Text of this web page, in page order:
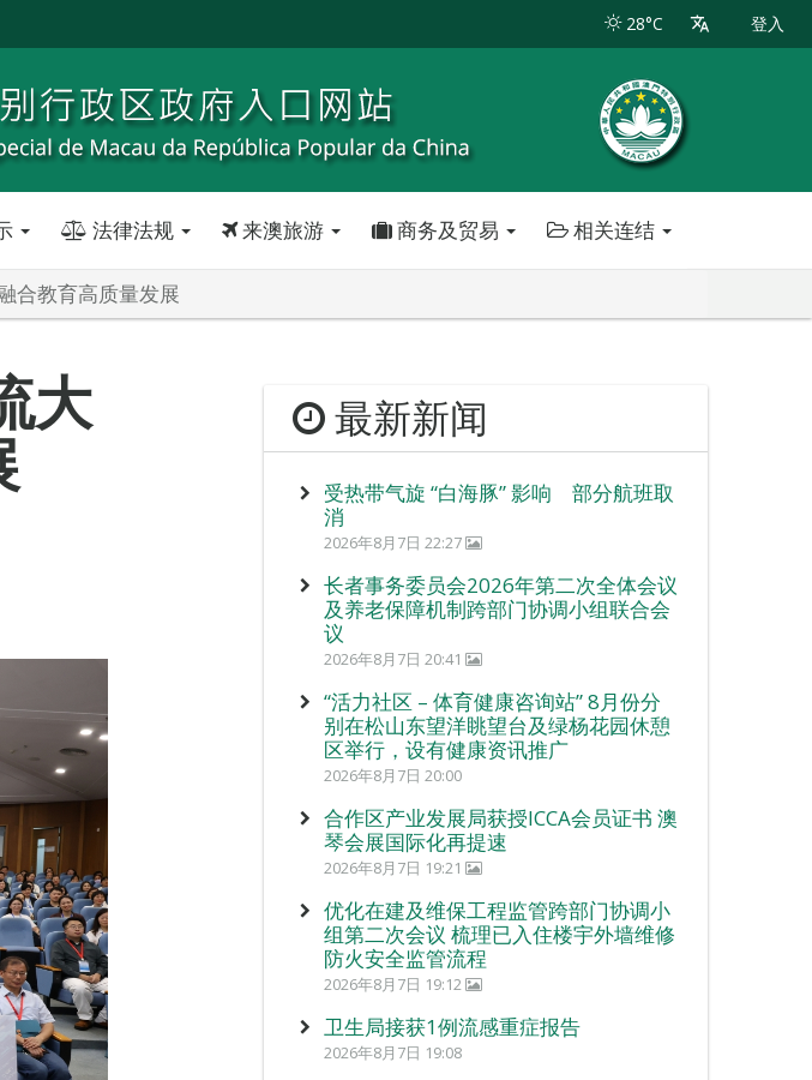
28°C 登入
法律法规 来澳旅游 商务及贸易 相关连结
合教育高质量发展
大
最新新闻
受热带气旋 “白海豚” 影响 部分航班取
消
2026年8月7日 22:27
长者事务委员会2026年第二次全体会议
及养老保障机制跨部门协调小组联合会
议
2026年8月7日 20:41
“活力社区 – 体育健康咨询站” 8月份分
别在松山东望洋眺望台及绿杨花园休憩
区举行，设有健康资讯推广
2026年8月7日 20:00
合作区产业发展局获授ICCA会员证书 澳
琴会展国际化再提速
2026年8月7日 19:21
优化在建及维保工程监管跨部门协调小
组第二次会议 梳理已入住楼宇外墙维修
防火安全监管流程
2026年8月7日 19:12
卫生局接获1例流感重症报告
2026年8月7日 19:08